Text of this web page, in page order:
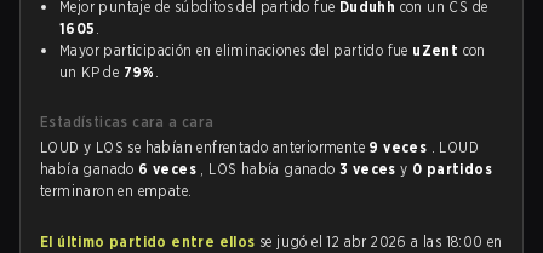
Mejor puntaje de súbditos del partido fue Duduhh con un CS de
1605 .
Mayor participación en eliminaciones del partido fue uZent con
un KP de 79% .
Estadísticas cara a cara
LOUD y LOS se habían enfrentado anteriormente 9 veces . LOUD
había ganado 6 veces , LOS había ganado3 vecesy 0 partidos
terminaron en empate.
El último partido entre ellos se jugó el 12 abr 2026 a las 18:00 en